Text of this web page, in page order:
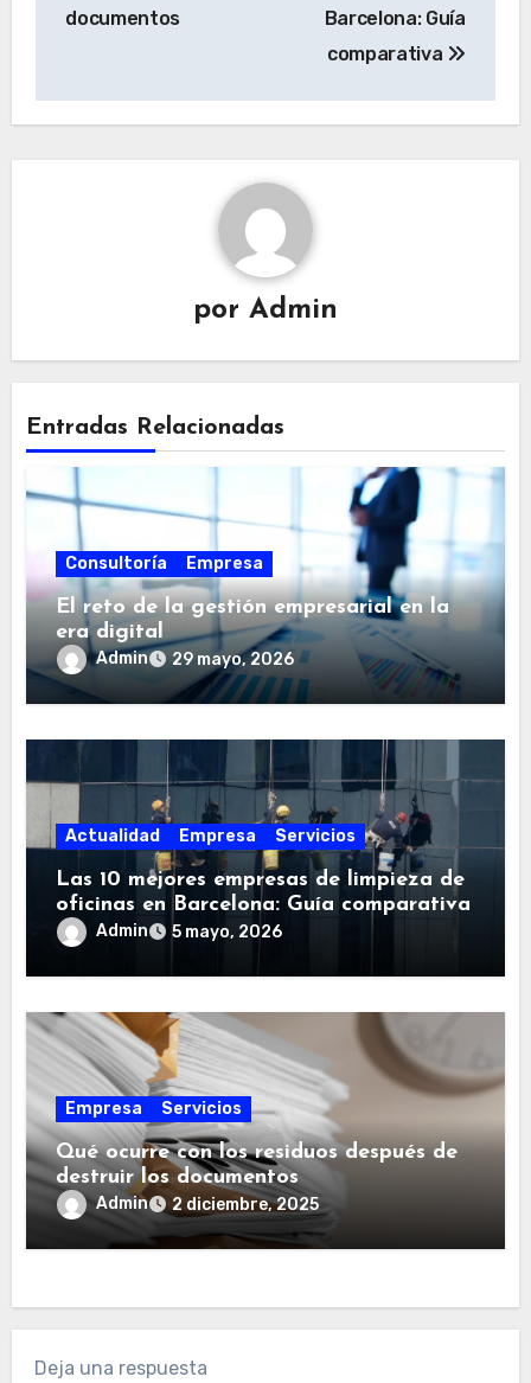
i
r
a
documentos
Barcelona: Guía
comparativa
por Admin
Entradas Relacionadas
Consultoría Empresa
El reto de la gestión empresarial en la
era digital
Admin 29 mayo, 2026
Actualidad Empresa Servicios
Las 10 mejores empresas de limpieza de
oficinas en Barcelona: Guía comparativa
Admin 5 mayo, 2026
Empresa Servicios
Qué ocurre con los residuos después de
destruir los documentos
Admin 2 diciembre, 2025
Deja una respuesta